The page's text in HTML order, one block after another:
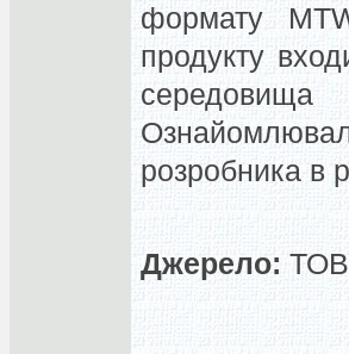
формату
продукту
розробника в
Джерело: ТОВ